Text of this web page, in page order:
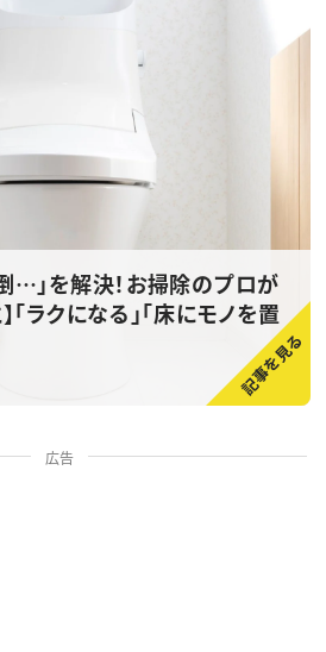
…」を解決！お掃除のプロが
「ラクになる」「床にモノを置
広告